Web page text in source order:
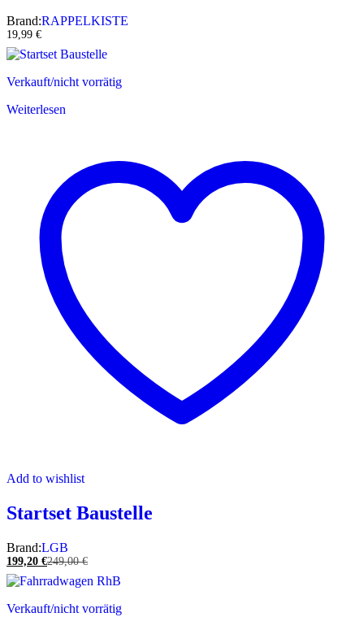
Brand:RAPPELKISTE
19,99 €
Verkauft/nicht vorrätig
Weiterlesen
Add to wishlist
Startset Baustelle
Brand:LGB
199,20 €249,00€
Verkauft/nicht vorrätig